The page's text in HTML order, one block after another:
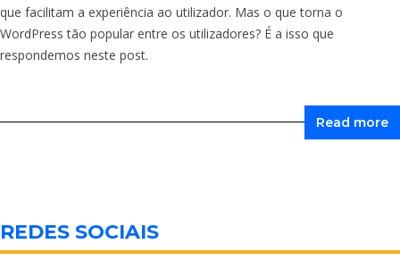
que facilitam a experiência ao utilizador. Mas o que torna o
WordPress tão popular entre os utilizadores? É a isso que
respondemos neste post.
Read more
REDES SOCIAIS